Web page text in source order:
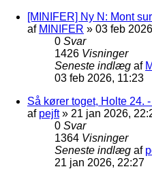
[MINIFER] Ny N: Mont
af MINIFER » 03 feb
0 Svar
1426 Visninger
Seneste indlæg af
03 feb 2026, 11:23
Så kører toget, Holte 24.
af pejft» 21 jan 2026,
0 Svar
1364 Visninger
Seneste indlæg af
21 jan 2026, 22:27